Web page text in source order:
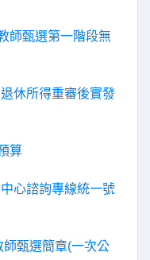
師甄選第一階段無
休所得重審後實發
算
心諮詢專線統一號
甄選簡章(一次公